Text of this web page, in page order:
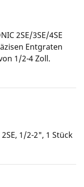
2SE/3SE/4SE
Entgraten
1/2-4 Zoll.
1/2-2", 1 Stück